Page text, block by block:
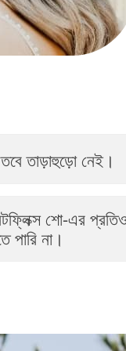
তাড়াহুড়ো নেই।
শো-এর
পারি না।